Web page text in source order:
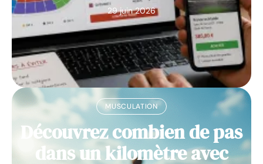
29 juin 2026
MUSCULATION
Découvrez combien de pas
dans un kilomètre avec